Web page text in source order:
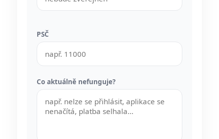
PSČ
Co aktuálně nefunguje?